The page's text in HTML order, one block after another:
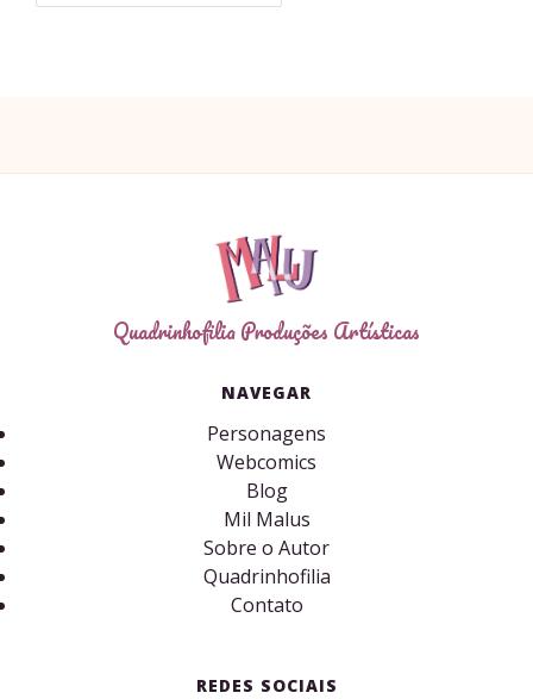
Quadrinhofilia Produções Artísticas
NAVEGAR
Personagens
Webcomics
Blog
Mil Malus
Sobre o Autor
Quadrinhofilia
Contato
REDES SOCIAIS